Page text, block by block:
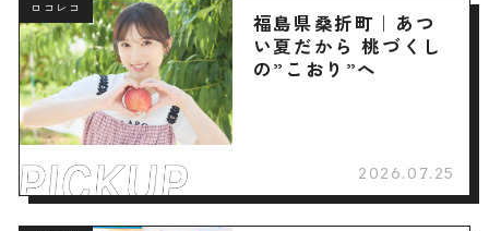
ロコレコ
福島県桑折町｜あつ
い夏だから 桃づくし
の”こおり”へ
2026.07.25